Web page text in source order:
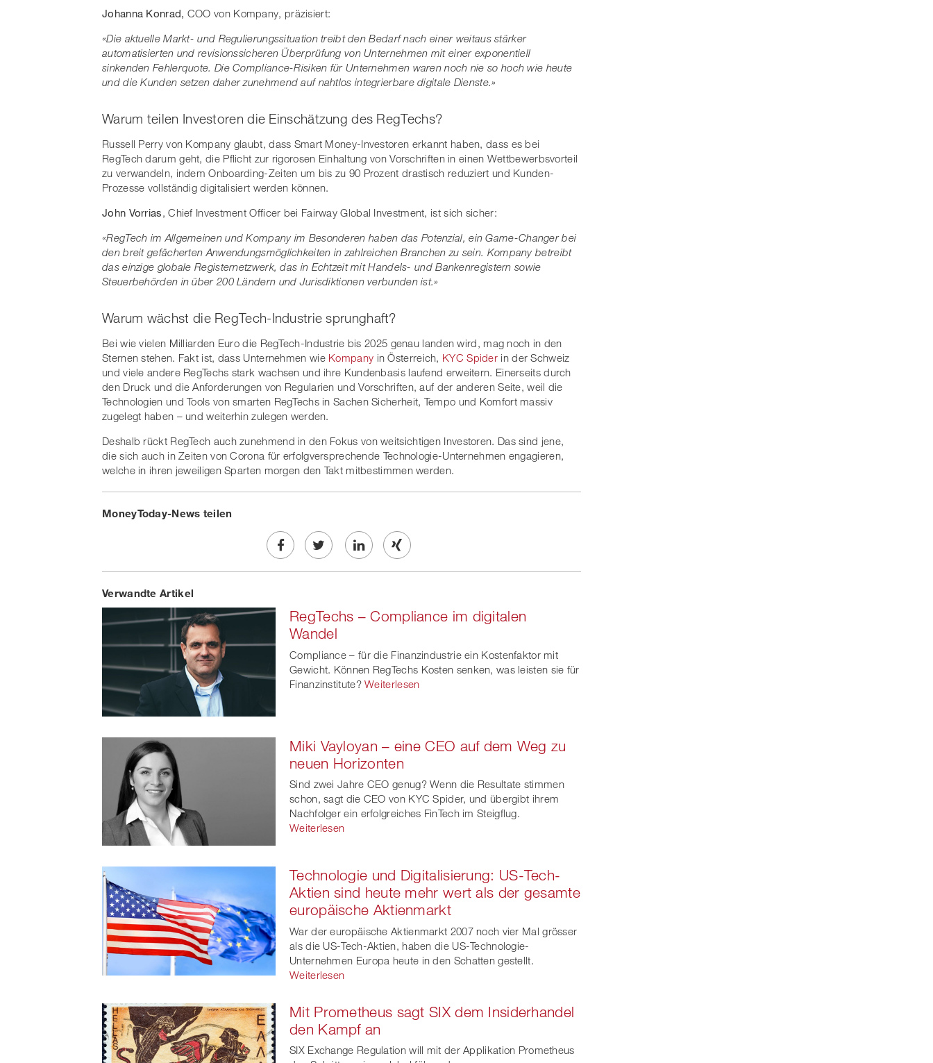
Johanna Konrad, COO von Kompany, präzisiert:
«Die aktuelle Markt- und Regulierungssituation treibt den Bedarf nach einer weitaus stärker
automatisierten und revisionssicheren Überprüfung von Unternehmen mit einer exponentiell
sinkenden Fehlerquote. Die Compliance-Risiken für Unternehmen waren noch nie so hoch wie heute
und die Kunden setzen daher zunehmend auf nahtlos integrierbare digitale Dienste.»
Warum teilen Investoren die Einschätzung des RegTechs?
Russell Perry von Kompany glaubt, dass Smart Money-Investoren erkannt haben, dass es bei
RegTech darum geht, die Pflicht zur rigorosen Einhaltung von Vorschriften in einen Wettbewerbsvorteil
zu verwandeln, indem Onboarding-Zeiten um bis zu 90 Prozent drastisch reduziert und Kunden-
Prozesse vollständig digitalisiert werden können.
John Vorrias, Chief Investment Officer bei Fairway Global Investment, ist sich sicher:
«RegTech im Allgemeinen und Kompany im Besonderen haben das Potenzial, ein Game-Changer bei
den breit gefächerten Anwendungsmöglichkeiten in zahlreichen Branchen zu sein. Kompany betreibt
das einzige globale Registernetzwerk, das in Echtzeit mit Handels- und Bankenregistern sowie
Steuerbehörden in über 200 Ländern und Jurisdiktionen verbunden ist.»
Warum wächst die RegTech-Industrie sprunghaft?
Bei wie vielen Milliarden Euro die RegTech-Industrie bis 2025 genau landen wird, mag noch in den
Sternen stehen. Fakt ist, dass Unternehmen wie Kompany in Österreich, KYC Spider in der Schweiz
und viele andere RegTechs stark wachsen und ihre Kundenbasis laufend erweitern. Einerseits durch
den Druck und die Anforderungen von Regularien und Vorschriften, auf der anderen Seite, weil die
Technologien und Tools von smarten RegTechs in Sachen Sicherheit, Tempo und Komfort massiv
zugelegt haben – und weiterhin zulegen werden.
Deshalb rückt RegTech auch zunehmend in den Fokus von weitsichtigen Investoren. Das sind jene,
die sich auch in Zeiten von Corona für erfolgversprechende Technologie-Unternehmen engagieren,
welche in ihren jeweiligen Sparten morgen den Takt mitbestimmen werden.
MoneyToday-News teilen
Share
Facebook
Twe
on
twitt
er
Share
linkedin
Share
Xing
Verwandte Artikel
RegTechs – Compliance im digitalen
Wandel
Compliance – für die Finanzindustrie ein Kostenfaktor mit
Gewicht. Können RegTechs Kosten senken, was leisten sie für
Finanzinstitute? Weiterlesen
Miki Vayloyan – eine CEO auf dem Weg zu
neuen Horizonten
Sind zwei Jahre CEO genug? Wenn die Resultate stimmen
schon, sagt die CEO von KYC Spider, und übergibt ihrem
Nachfolger ein erfolgreiches FinTech im Steigflug.
Weiterlesen
Technologie und Digitalisierung: US-Tech-
Aktien sind heute mehr wert als der gesamte
europäische Aktienmarkt
War der europäische Aktienmarkt 2007 noch vier Mal grösser
als die US-Tech-Aktien, haben die US-Technologie-
Unternehmen Europa heute in den Schatten gestellt.
Weiterlesen
Mit Prometheus sagt SIX dem Insiderhandel
den Kampf an
SIX Exchange Regulation will mit der Applikation Prometheus